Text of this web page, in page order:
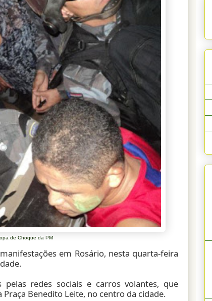
de Choque da PM
em Rosário, nesta quarta-feira
redes sociais e carros volantes, que
Benedito Leite, no centro da cidade.